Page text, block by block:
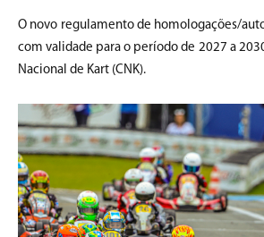
O novo regulamento de homologações/
com validade para o período de 2027 a
Nacional de Kart (CNK).